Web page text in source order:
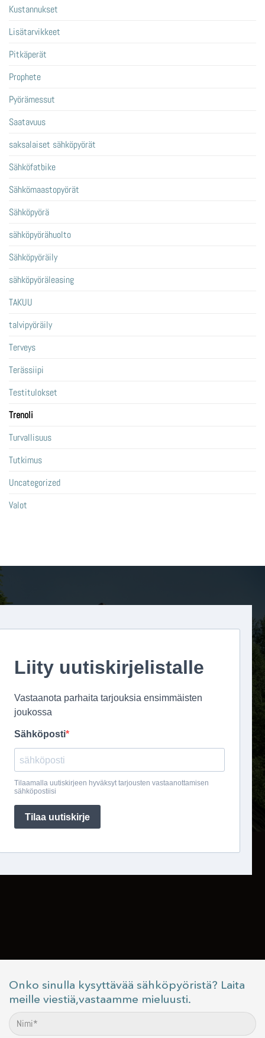
Kustannukset
Lisätarvikkeet
Pitkäperät
Prophete
Pyörämessut
Saatavuus
saksalaiset sähköpyörät
Sähköfatbike
Sähkömaastopyörät
Sähköpyörä
sähköpyörähuolto
Sähköpyöräily
sähköpyöräleasing
TAKUU
talvipyöräily
Terveys
Terässiipi
Testitulokset
Trenoli
Turvallisuus
Tutkimus
Uncategorized
Valot
Onko sinulla kysyttävää sähköpyöristä? Laita
meille viestiä,vastaamme mieluusti.